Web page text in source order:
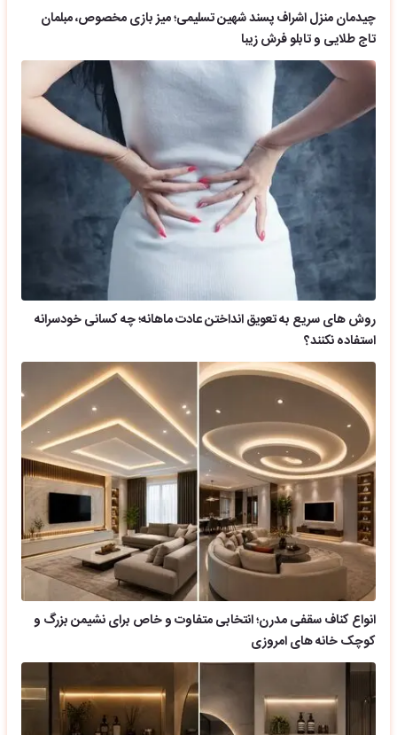
چیدمان منزل اشراف پسند شهین تسلیمی؛ میز بازی مخصوص، مبلمان
تاج طلایی و تابلو فرش زیبا
روش های سریع به تعویق انداختن عادت ماهانه؛ چه کسانی خودسرانه
استفاده نکنند؟
انواع کناف سقفی مدرن؛ انتخابی متفاوت و خاص برای نشیمن بزرگ و
کوچک خانه های امروزی